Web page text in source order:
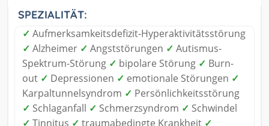
SPEZIALITÄT:
✓ Aufmerksamkeitsdefizit-Hyperaktivitätsstörung
✓ Alzheimer ✓ Angststörungen ✓ Autismus-
Spektrum-Störung ✓ bipolare Störung ✓ Burn-
out ✓ Depressionen ✓ emotionale Störungen ✓
Karpaltunnelsyndrom ✓ Persönlichkeitsstörung
✓ Schlaganfall ✓ Schmerzsyndrom ✓ Schwindel
✓ Tinnitus ✓ traumabedingte Krankheit ✓